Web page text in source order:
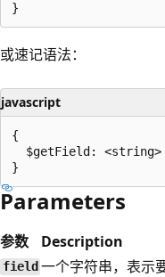
或速记语法：
javascript
{
  $getField: <string>
Parameters
参数 Description
field 一个字符串，表示